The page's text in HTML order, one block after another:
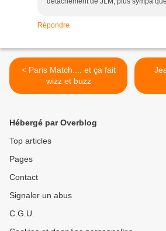
Répondre
< Paris Match.... et ça fait
wizz et buzz
Hébergé par Overblog
Top articles
Pages
Contact
Signaler un abus
C.G.U.